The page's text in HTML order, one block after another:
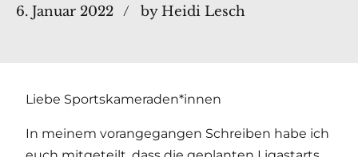
6. Januar 2022 by Heidi Lesch
Liebe Sportskameraden*innen
In meinem vorangegangen Schreiben habe ich